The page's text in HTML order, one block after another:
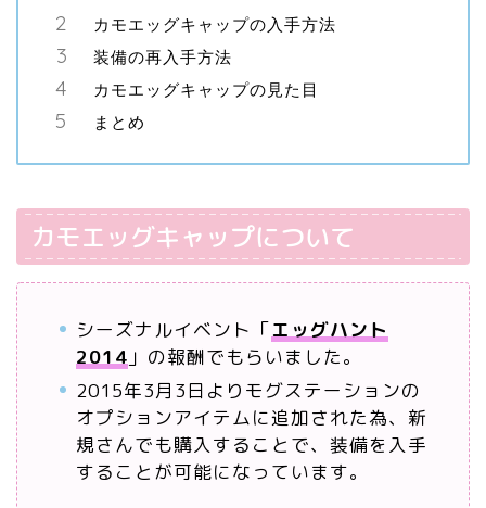
カモエッグキャップの入手方法
装備の再入手方法
カモエッグキャップの見た目
まとめ
カモエッグキャップについて
シーズナルイベント「エッグハント
2014 」の報酬でもらいました。
2015年3月3日よりモグステーションの
オプションアイテムに追加された為、新
規さんでも購入することで、装備を入手
することが可能になっています。